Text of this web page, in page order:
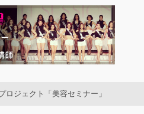
ロジェクト「美容セミナー」